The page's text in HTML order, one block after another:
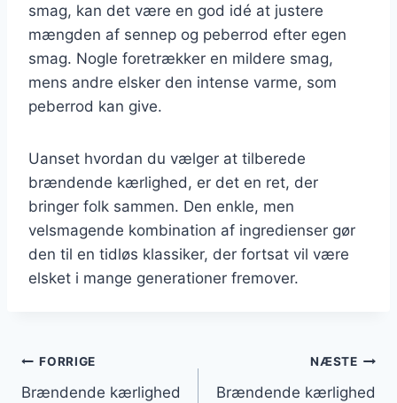
smag, kan det være en god idé at justere
mængden af sennep og peberrod efter egen
smag. Nogle foretrækker en mildere smag,
mens andre elsker den intense varme, som
peberrod kan give.
Uanset hvordan du vælger at tilberede
brændende kærlighed, er det en ret, der
bringer folk sammen. Den enkle, men
velsmagende kombination af ingredienser gør
den til en tidløs klassiker, der fortsat vil være
elsket i mange generationer fremover.
Indlægsnavigation
FORRIGE
Brændende kærlighed
NÆSTE
Brændende kærlighed